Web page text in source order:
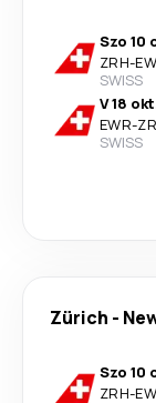
Szo 10
ZRH-
SWISS
V 18
EWR-
SWISS
Zürich -
Szo 10
ZRH-